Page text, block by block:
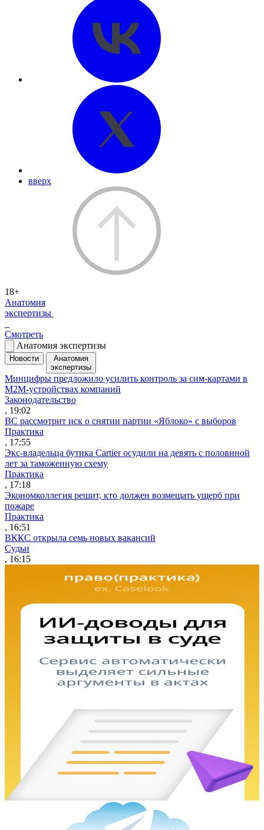
вверх
18+
Анатомия
экспертизы
Смотреть
Анатомия экспертизы
Новости
Анатомия
экспертизы
Минцифры предложило усилить контроль за сим-картами в
M2M-устройствах компаний
Законодательство
, 19:02
ВС рассмотрит иск о снятии партии «Яблоко» с выборов
Практика
, 17:55
Экс-владельца бутика Cartier осудили на девять с половиной
лет за таможенную схему
Практика
, 17:18
Экономколлегия решит, кто должен возмещать ущерб при
пожаре
Практика
, 16:51
ВККС открыла семь новых вакансий
Судьи
, 16:15